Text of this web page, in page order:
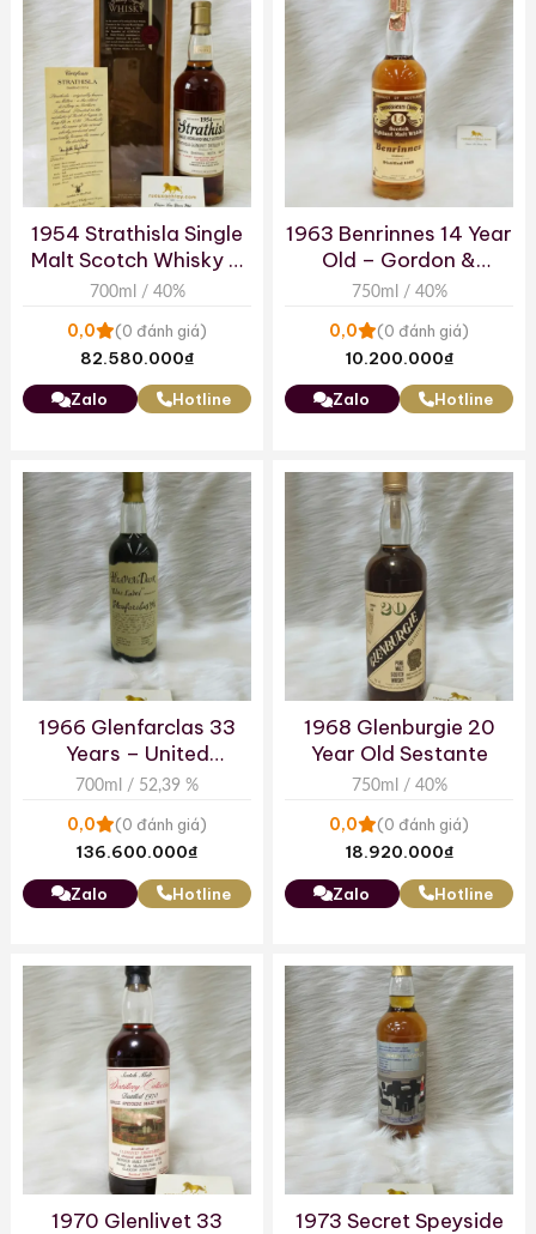
1954 Strathisla Single
Malt Scotch Whisky –
Gordon & MacPhail
700ml / 40%
0,0 (0 đánh giá)
82.580.000₫
Zalo Hotline
1963 Benrinnes 14 Year
Old – Gordon &
MacPhail Connoisseurs
750ml / 40%
0,0 (0 đánh giá)
10.200.000₫
Zalo Hotline
1966 Glenfarclas 33
Years – United
Distillers Heaven’s
700ml / 52,39 %
0,0 (0 đánh giá)
136.600.000₫
Zalo Hotline
1968 Glenburgie 20
Year Old Sestante
750ml / 40%
0,0 (0 đánh giá)
18.920.000₫
Zalo Hotline
1970 Glenlivet 33
1973 Secret Speyside